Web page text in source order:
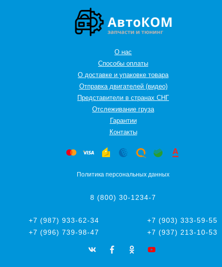
О нас
Способы оплаты
О доставке и упаковке товара
Отправка двигателей (видео)
Представители в странах СНГ
Oтслеживание груза
Гарантии
Контакты
Политика персональных данных
8 (800) 30-1234-7
+7 (987) 933-62-34
+7 (903) 333-59-55
+7 (996) 739-98-47
+7 (937) 213-10-53